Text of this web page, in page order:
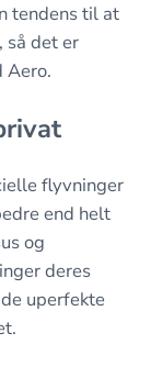
tendens til at
så det er
Aero.
flyvninger
end helt
og
deres
uperfekte